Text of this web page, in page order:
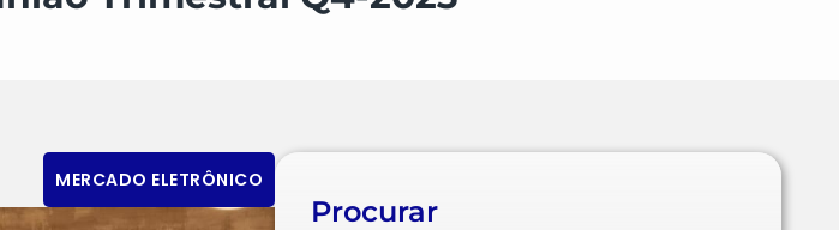
MERCADO ELETRÔNICO
Procurar